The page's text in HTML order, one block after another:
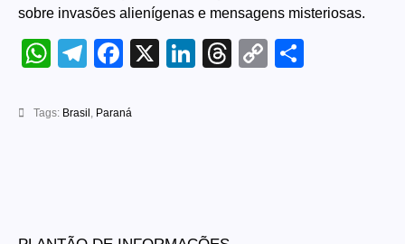
sobre invasões alienígenas e mensagens misteriosas.
WhatsApp
Telegram
Facebook
X LinkedIn
Threads
Copy
Tags: Brasil Paraná